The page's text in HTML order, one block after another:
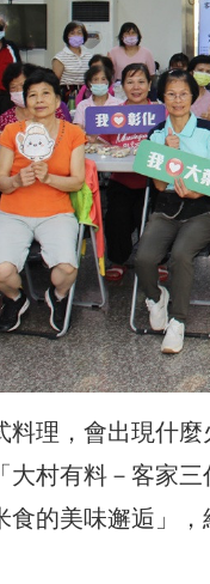
料理，會出現什
大村有料－客家
食的美味邂逅」